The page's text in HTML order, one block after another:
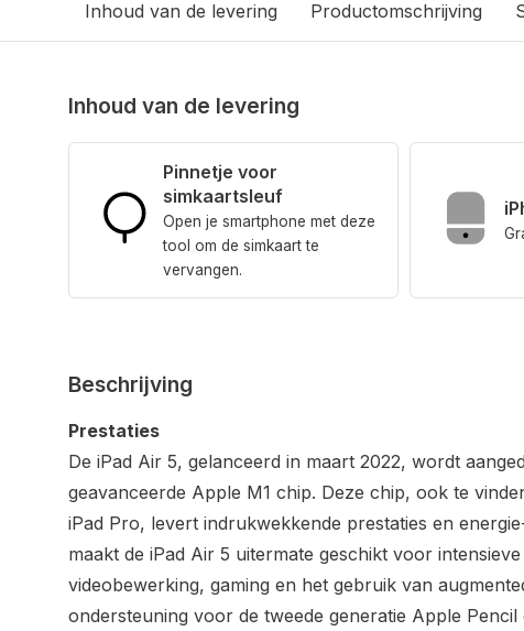
Inhoud van de levering Productomschrijving
Inhoud van de levering
Pinnetje voor
simkaartsleuf
Open je smartphone met deze
tool om de simkaart te
vervangen.
Beschrijving
Prestaties
De iPad Air 5, gelanceerd in maart 2022, wordt
geavanceerde Apple M1 chip. Deze chip, ook te
iPad Pro, levert indrukwekkende prestaties en
maakt de iPad Air 5 uitermate geschikt voor
videobewerking, gaming en het gebruik van
ondersteuning voor de tweede generatie Apple